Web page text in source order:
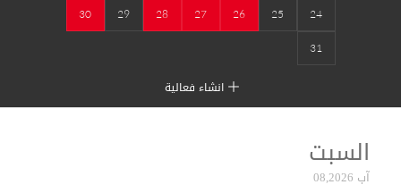
24
25
26
27
28
29
30
31
انشاء فعالية
السبت
آب 08,2026